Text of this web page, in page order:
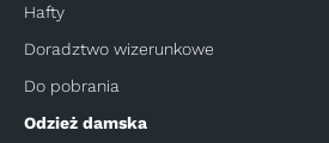
Hafty
Doradztwo wizerunkowe
Do pobrania
Odzież damska